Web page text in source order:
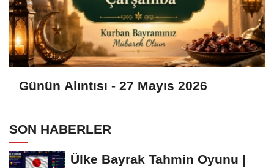
Günün Alıntısı - 27 Mayıs 2026
SON HABERLER
Ülke Bayrak Tahmin Oyunu |